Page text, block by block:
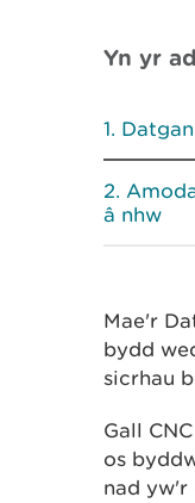
Yn yr
â nhw
Mae'r
bydd
sicrhau
Gall
os
nad yw'r